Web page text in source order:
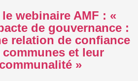
webinaire AMF : «
de gouvernance :
relation de confiance
communes et leur
»